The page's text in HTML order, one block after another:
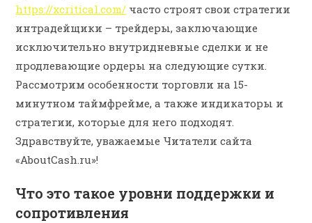
https://xcritical.com/ часто строят свои стратегии
интрадейщики – трейдеры, заключающие
исключительно внутридневные сделки и не
продлевающие ордеры на следующие сутки.
Рассмотрим особенности торговли на 15-
минутном таймфрейме, а также индикаторы и
стратегии, которые для него подходят.
Здравствуйте, уважаемые Читатели сайта
«AboutCash.ru»!
Что это такое уровни поддержки и
сопротивления